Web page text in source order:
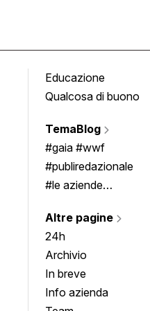
Educazione
Qualcosa di buono
TemaBlog
#gaia #wwf
#publiredazionale
#le aziende
Altre pagine
24h
Archivio
In breve
Info azienda